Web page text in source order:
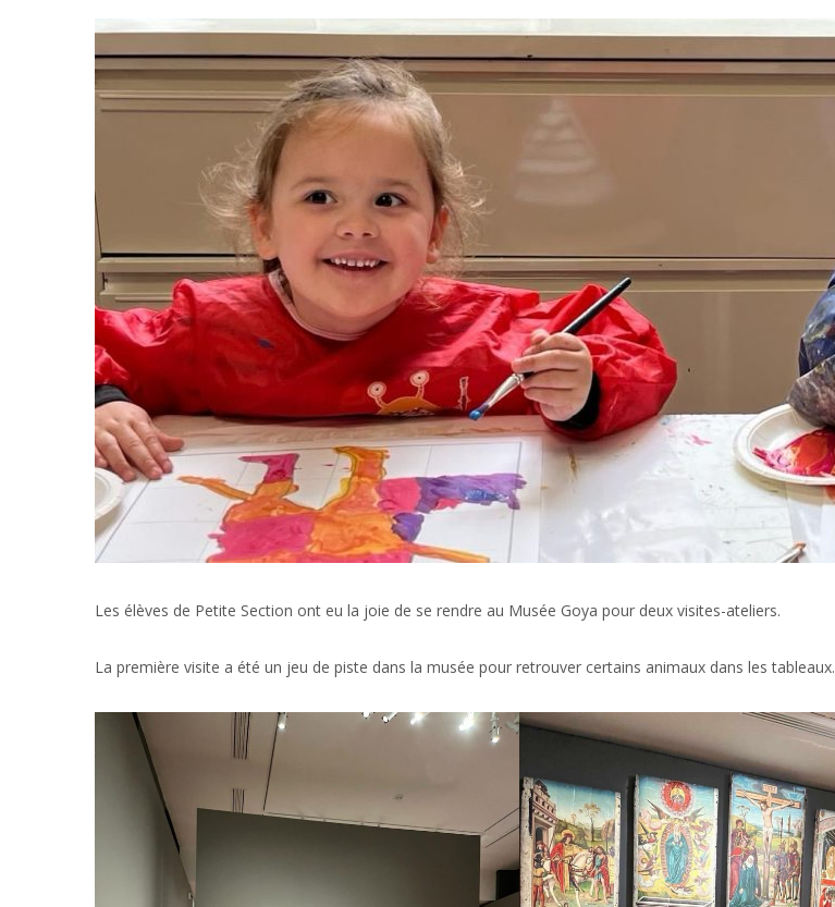
Les élèves de Petite Section ont eu la joie de se rendre au Musée Goya pour deux visites-ateliers.
La première visite a été un jeu de piste dans la musée pour retrouver certains animaux dans les